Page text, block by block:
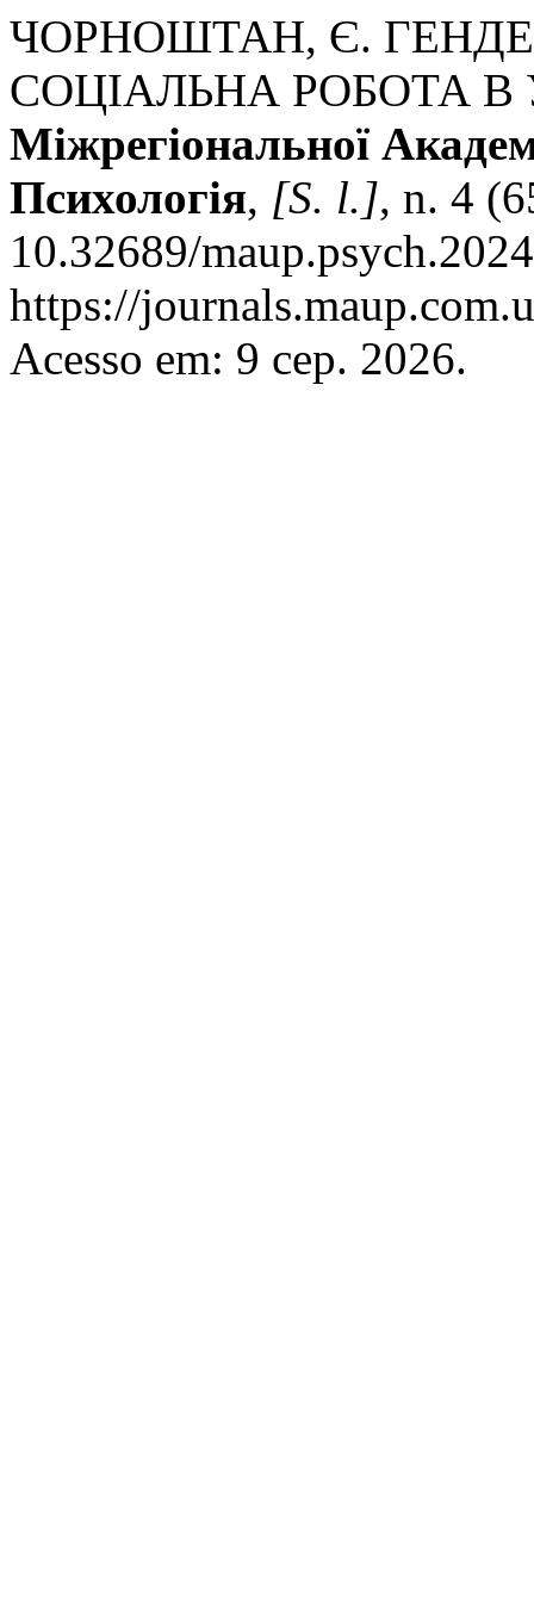
ЧОРНОШТАН, Є.
СОЦІАЛЬНА РОБОТА В
Міжрегіональної
Психологія, [S. l.], n. 4
10.32689/
https://
Acesso em: 9 сер. 2026.